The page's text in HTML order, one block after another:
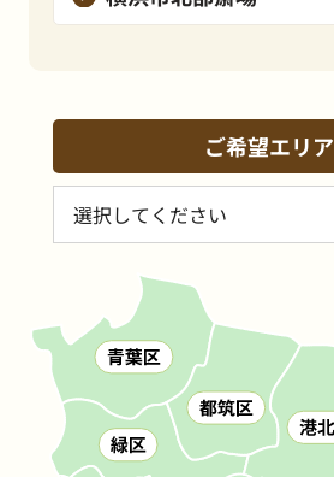
ご希望エリア